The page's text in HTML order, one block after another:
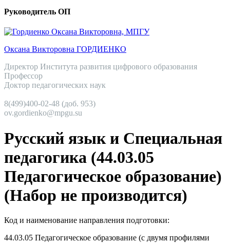
Руководитель ОП
Оксана Викторовна ГОРДИЕНКО
Директор Института развития цифрового образования
Профессор
Доктор педагогических наук
8(499)400-02-48 (доб. 953)
ov.gordienko@mpgu.su
Русский язык и Специальная
педагогика (44.03.05
Педагогическое образование)
(Набор не производится)
Код и наименование направления подготовки:
44.03.05 Педагогическое образование (с двумя профилями